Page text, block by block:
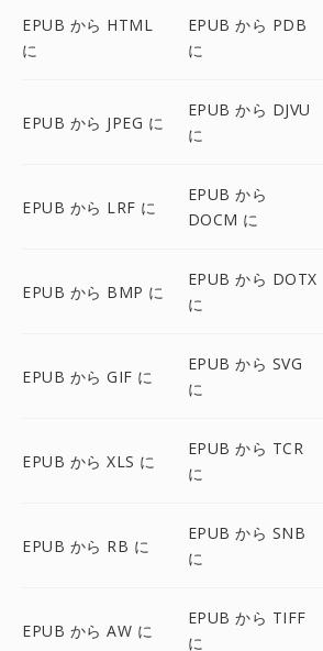
EPUB から HTML
に
EPUB から PDB
に
EPUB から JPEG に
EPUB から DJVU
に
EPUB から LRF に
EPUB から
DOCM に
EPUB から BMP に
EPUB から DOTX
に
EPUB から GIF に
EPUB から SVG
に
EPUB から XLS に
EPUB から TCR
に
EPUB から RB に
EPUB から SNB
に
EPUB から AW に
EPUB から TIFF
に